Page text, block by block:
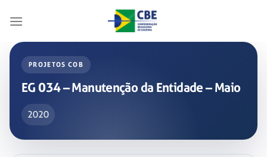
PROJETOS COB
EG 034 – Manutenção da Entidade – Maio
2020